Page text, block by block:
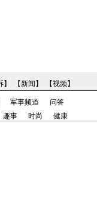
】 【新闻 】 【视频】
军事频道
问答
趣事 时尚 健康